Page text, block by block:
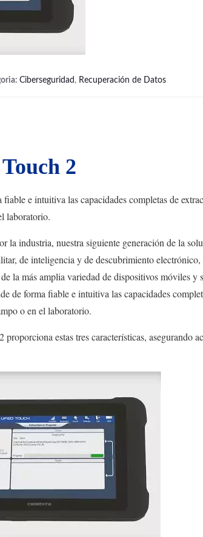
Ciberseguridad , Recuperación de Datos
2
e intuitiva las capacidades completas de
laboratorio.
la industria, nuestra siguiente generación de la
de inteligencia y de descubrimiento electrónico,
la más amplia variedad de dispositivos móviles y
de forma fiable e intuitiva las capacidades
o en el laboratorio.
estas tres características, asegurando